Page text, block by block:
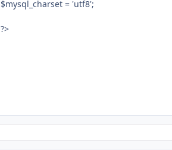
$mysql_charset = 'utf8';
?>